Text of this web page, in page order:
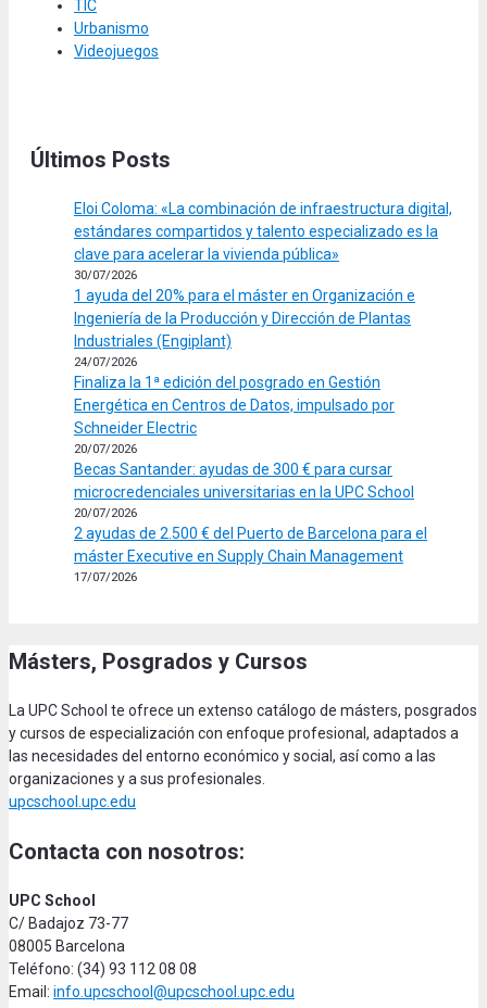
TIC
Urbanismo
Videojuegos
Últimos Posts
Eloi Coloma: «La combinación de infraestructura digital,
estándares compartidos y talento especializado es la
clave para acelerar la vivienda pública»
30/07/2026
1 ayuda del 20% para el máster en Organización e
Ingeniería de la Producción y Dirección de Plantas
Industriales (Engiplant)
24/07/2026
Finaliza la 1ª edición del posgrado en Gestión
Energética en Centros de Datos, impulsado por
Schneider Electric
20/07/2026
Becas Santander: ayudas de 300 € para cursar
microcredenciales universitarias en la UPC School
20/07/2026
2 ayudas de 2.500 € del Puerto de Barcelona para el
máster Executive en Supply Chain Management
17/07/2026
Másters, Posgrados y Cursos
La UPC School te ofrece un extenso catálogo de másters, posgrados
y cursos de especialización con enfoque profesional, adaptados a
las necesidades del entorno económico y social, así como a las
organizaciones y a sus profesionales.
upcschool.upc.edu
Contacta con nosotros:
UPC School
C/ Badajoz 73-77
08005 Barcelona
Teléfono: (34) 93 112 08 08
Email: info.upcschool@upcschool.upc.edu